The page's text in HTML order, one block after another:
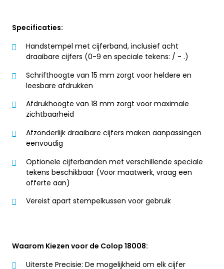
Specificaties:
Handstempel met cijferband, inclusief acht
draaibare cijfers (0-9 en speciale tekens: / - .)
Schrifthoogte van 15 mm zorgt voor heldere en
leesbare afdrukken
Afdrukhoogte van 18 mm zorgt voor maximale
zichtbaarheid
Afzonderlijk draaibare cijfers maken aanpassingen
eenvoudig
Optionele cijferbanden met verschillende speciale
tekens beschikbaar (Voor maatwerk, vraag een
offerte aan)
Vereist apart stempelkussen voor gebruik
Waarom Kiezen voor de Colop 18008:
Uiterste Precisie: De mogelijkheid om elk cijfer